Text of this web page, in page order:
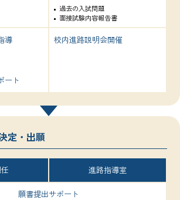
過去の入試問題
面接試験内容報告書
導
ート
校内進路説明会開催
・出願
進路指導室
願書提出サポート